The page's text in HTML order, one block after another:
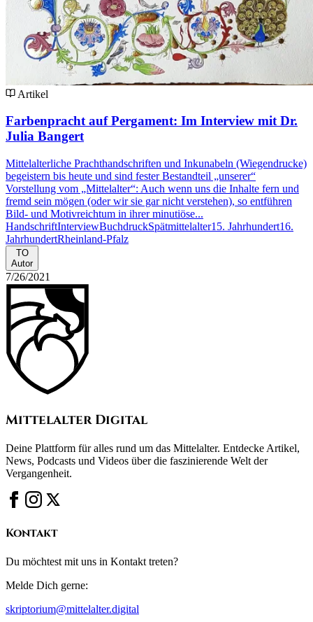
Artikel
Farbenpracht auf Pergament: Im Interview mit Dr.
Julia Bangert
Mittelalterliche Prachthandschriften und Inkunabeln (Wiegendrucke)
begeistern bis heute und sind fester Bestandteil „unserer“
Vorstellung vom „Mittelalter“: Auch wenn uns die Inhalte fern und
fremd sein mögen (oder wir sie gar nicht verstehen), so entführen
Bild- und Motivreichtum in ihrer minutiöse...
HandschriftInterviewBuchdruckSpätmittelalter15. Jahrhundert16.
JahrhundertRheinland-Pfalz
TO
Autor
7/26/2021
Mittelalter Digital
Deine Plattform für alles rund um das Mittelalter. Entdecke Artikel,
News, Podcasts und Videos über die faszinierende Welt der
Vergangenheit.
Kontakt
Du möchtest mit uns in Kontakt treten?
Melde Dich gerne:
skriptorium@mittelalter.digital